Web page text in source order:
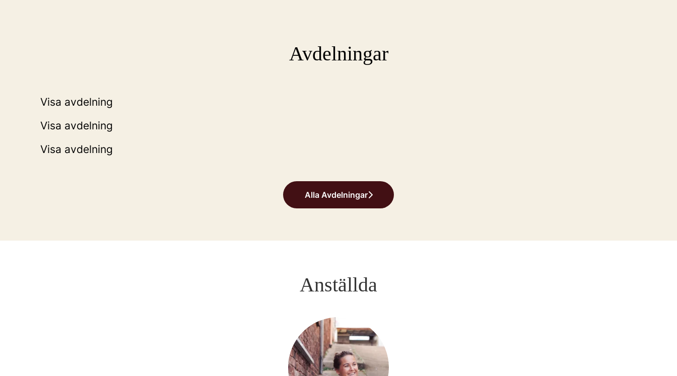
Avdelningar
Visa avdelning
Visa avdelning
Visa avdelning
Alla Avdelningar
Anställda